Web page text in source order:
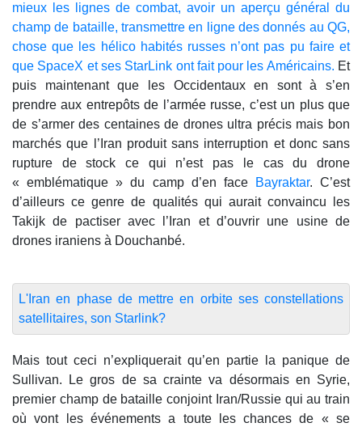
mieux les lignes de combat, avoir un aperçu général du
champ de bataille, transmettre en ligne des donnés au QG,
chose que les hélico habités russes n’ont pas pu faire et
que SpaceX et ses StarLink ont fait pour les Américains. Et
puis maintenant que les Occidentaux en sont à s’en
prendre aux entrepôts de l’armée russe, c’est un plus que
de s’armer des centaines de drones ultra précis mais bon
marchés que l’Iran produit sans interruption et donc sans
rupture de stock ce qui n’est pas le cas du drone
« emblématique » du camp d’en faceBayraktar. C’est
d’ailleurs ce genre de qualités qui aurait convaincu les
Takijk de pactiser avec l’Iran et d’ouvrir une usine de
drones iraniens à Douchanbé.
L'Iran en phase de mettre en orbite ses constellations
satellitaires, son Starlink?
Mais tout ceci n’expliquerait qu’en partie la panique de
Sullivan. Le gros de sa crainte va désormais en Syrie,
premier champ de bataille conjoint Iran/Russie qui au train
où vont les événements a toute les chances de « se